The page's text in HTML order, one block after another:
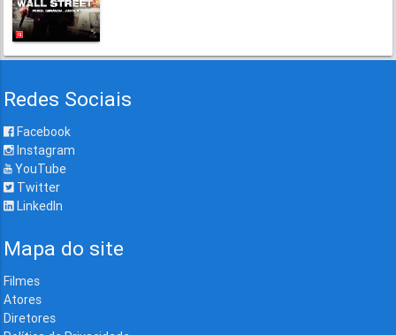
Redes Sociais
Facebook
Instagram
YouTube
Twitter
LinkedIn
Mapa do site
Filmes
Atores
Diretores